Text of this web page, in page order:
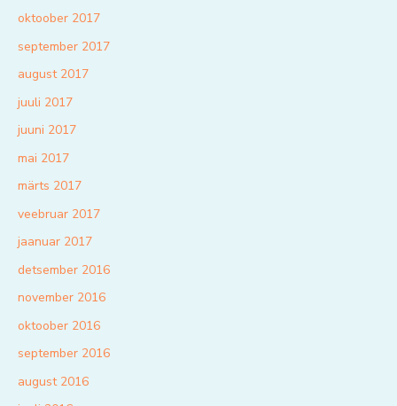
oktoober 2017
september 2017
august 2017
juuli 2017
juuni 2017
mai 2017
märts 2017
veebruar 2017
jaanuar 2017
detsember 2016
november 2016
oktoober 2016
september 2016
august 2016